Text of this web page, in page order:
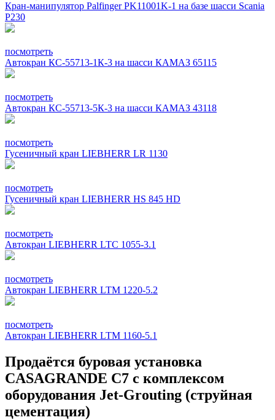
Кран-манипулятор Palfinger PK11001K-1 на базе шасси Scania
P230
посмотреть
Автокран КС-55713-1К-3 на шасси КАМАЗ 65115
посмотреть
Автокран КС-55713-5К-3 на шасси КАМАЗ 43118
посмотреть
Гусеничный кран LIEBHERR LR 1130
посмотреть
Гусеничный кран LIEBHERR HS 845 HD
посмотреть
Автокран LIEBHERR LTC 1055-3.1
посмотреть
Автокран LIEBHERR LTM 1220-5.2
посмотреть
Автокран LIEBHERR LTM 1160-5.1
Продаётся буровая установка
CASAGRANDE C7 с комплексом
оборудования Jet-Grouting (струйная
цементация)